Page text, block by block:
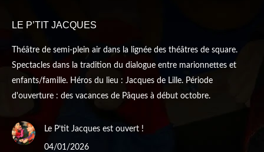
LE P’TIT JACQUES
Théâtre de semi-plein air dans la lignée des théâtres de square.
Spectacles dans la tradition du dialogue entre marionnettes et
enfants/famille. Héros du lieu : Jacques de Lille. Période
d'ouverture : des vacances de Pâques à début octobre.
Le P’tit Jacques est ouvert !
04/01/2026